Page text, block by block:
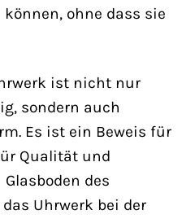
können, ohne dass sie
ist nicht nur
sondern auch
Es ist ein Beweis für
Qualität und
des
Uhrwerk bei der